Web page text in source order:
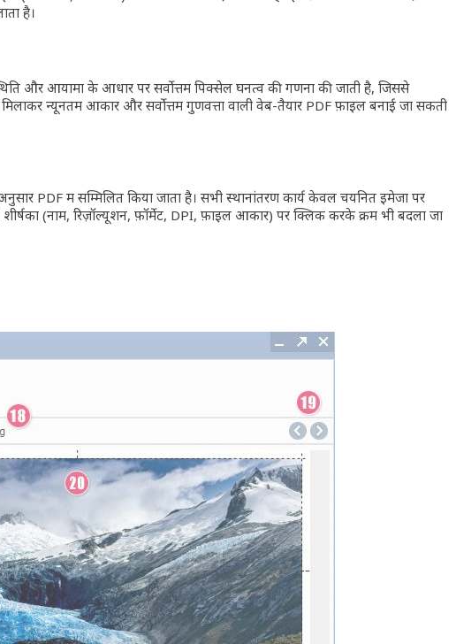
है।
और आयामों के आधार पर सर्वोत्तम पिक्सेल घनत्व की गणना की जाती है, जिससे
न्यूनतम आकार और सर्वोत्तम गुणवत्ता वाली वेब-तैयार PDF फ़ाइलें बनाई जा सकती
PDF में सम्मिलित किया जाता है। सभी स्थानांतरण कार्य केवल चयनित इमेजों पर
(नाम, रिज़ॉल्यूशन, फ़ॉर्मेट, DPI, फ़ाइल आकार) पर क्लिक करके क्रम भी बदला जा